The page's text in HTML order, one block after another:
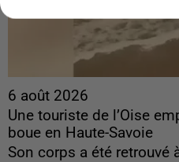
6 août 2026
Une touriste de l’Oise
boue en Haute-Savoie
Son corps a été retrouvé